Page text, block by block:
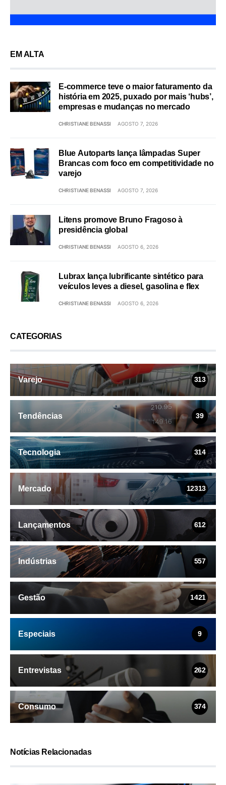
EM ALTA
E-commerce teve o maior faturamento da
história em 2025, puxado por mais ‘hubs’,
empresas e mudanças no mercado
CHRISTIANE BENASSI AGOSTO 7, 2026
Blue Autoparts lança lâmpadas Super
Brancas com foco em competitividade no
varejo
CHRISTIANE BENASSI AGOSTO 7, 2026
Litens promove Bruno Fragoso à
presidência global
CHRISTIANE BENASSI AGOSTO 6, 2026
Lubrax lança lubrificante sintético para
veículos leves a diesel, gasolina e flex
CHRISTIANE BENASSI AGOSTO 6, 2026
CATEGORIAS
Varejo 313
Tendências 39
Tecnologia 314
Mercado 12313
Lançamentos 612
Indústrias 557
Gestão 1421
Especiais 9
Entrevistas 262
Consumo 374
Notícias Relacionadas